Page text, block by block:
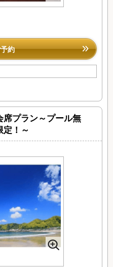
約
席プラン～プール無
！～